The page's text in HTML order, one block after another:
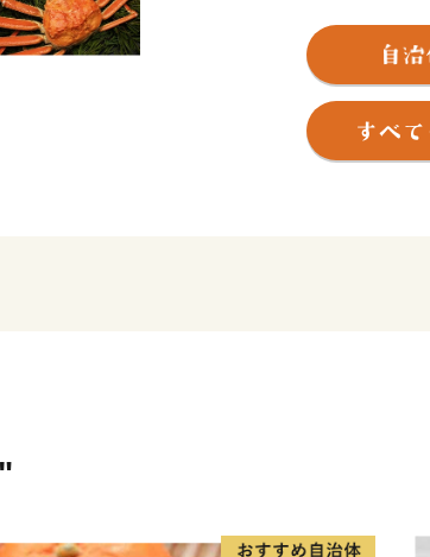
ワイガニ」や「シロエビ
平成27年3月には北陸新
間8分で結び、射水市への
は見どころも多く、ベイ